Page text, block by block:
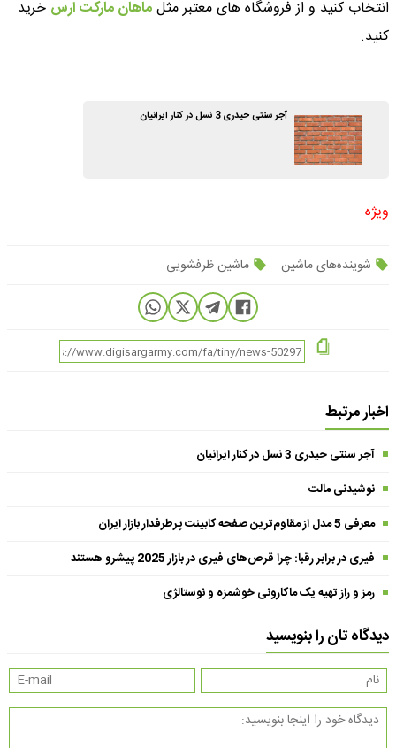
انتخاب کنید و از فروشگاه های معتبر مثلماهان مارکت ارس خرید
کنید.
آجر سنتی حیدری 3 نسل در کنار ایرانیان
ویژه
شوینده‌های ماشین ماشین ظرفشویی
اخبار مرتبط
آجر سنتی حیدری 3 نسل در کنار ایرانیان
نوشیدنی مالت
معرفی 5 مدل از مقاوم‌ترین صفحه کابینت پرطرفدار بازار ایران
فیری در برابر رقبا: چرا قرص‌های فیری در بازار 2025 پیشرو هستند
رمز و راز تهیه یک ماکارونی خوشمزه و نوستالژی
دیدگاه تان را بنویسید